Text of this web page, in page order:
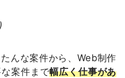
)
んな案件から、Web制作
案件まで幅広く仕事があ